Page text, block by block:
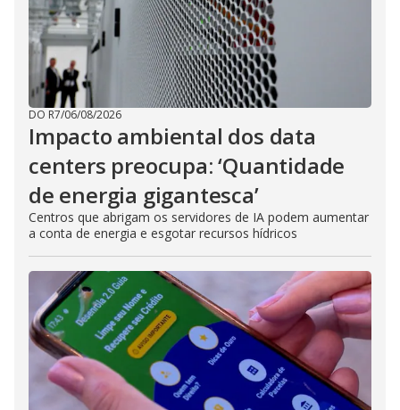
DO R7/06/08/2026
Impacto ambiental dos data
centers preocupa: ‘Quantidade
de energia gigantesca’
Centros que abrigam os servidores de IA podem aumentar
a conta de energia e esgotar recursos hídricos